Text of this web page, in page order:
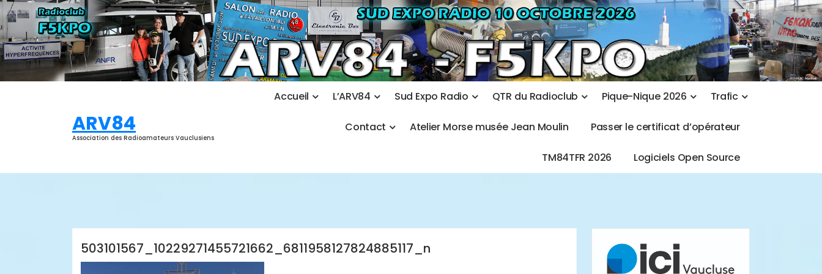
Aller
au
contenu
ARV84
Association des Radioamateurs Vauclusiens
Accueil L’ARV84 Sud Expo Radio QTR du Radioclub Pique-Nique 2026 Trafic
Contact Atelier Morse musée Jean Moulin Passer le certificat d’opérateur
TM84TFR 2026 Logiciels Open Source
503101567_10229271455721662_6811958127824885117_n